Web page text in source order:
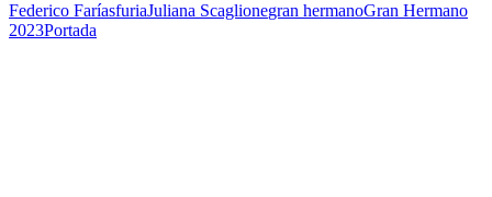
Federico FaríasfuriaJuliana Scaglionegran hermanoGran Hermano
2023Portada